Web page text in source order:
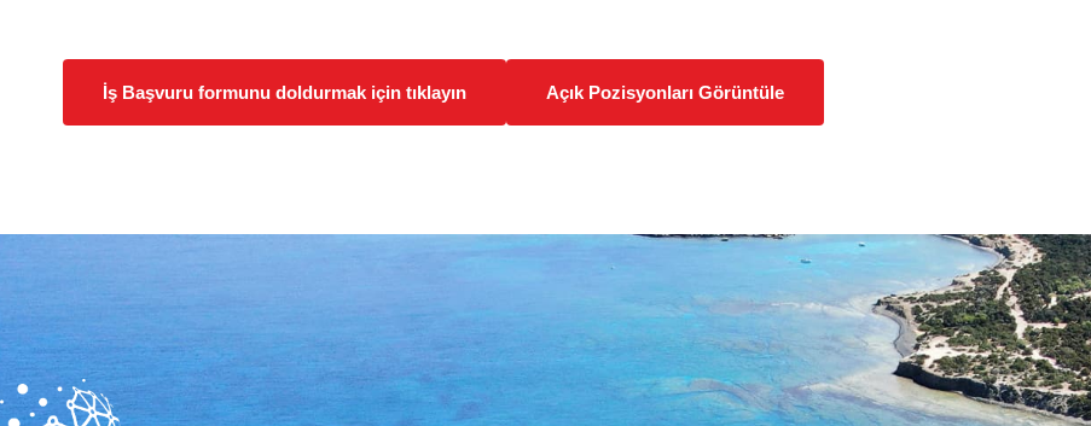
Açık Pozisyonları Görüntüle
İş Başvuru formunu doldurmak için tıklayın